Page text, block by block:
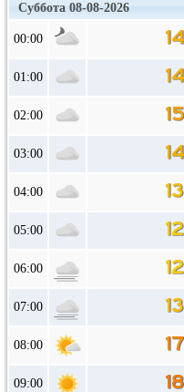
Суббота 08-08-2026
00:00
01:00
02:00
03:00
04:00
05:00
06:00
07:00
08:00
09:00